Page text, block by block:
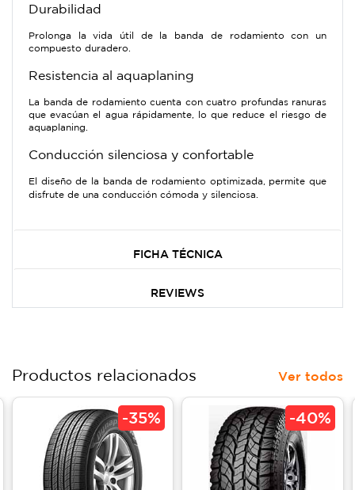
Durabilidad
Prolonga la vida útil de la banda de rodamiento con un
compuesto duradero.
Resistencia al aquaplaning
La banda de rodamiento cuenta con cuatro profundas ranuras
que evacúan el agua rápidamente, lo que reduce el riesgo de
aquaplaning.
Conducción silenciosa y confortable
El diseño de la banda de rodamiento optimizada, permite que
disfrute de una conducción cómoda y silenciosa.
FICHA TÉCNICA
REVIEWS
Productos relacionados Ver todos
-35% -40%